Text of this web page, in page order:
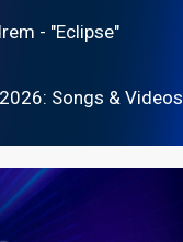
- "Eclipse"
Songs & Videos